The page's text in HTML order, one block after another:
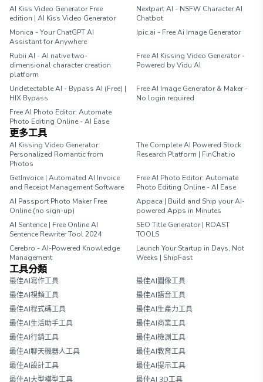
AI Kiss Video Generator Free
edition | AI Kiss Video Generator
Nextpart AI - NSFW Character AI
Chatbot
Monica - Your ChatGPT AI
Assistant for Anywhere
Ipic.ai - Free Ai Image Generator
Rubii AI - AI native two-
dimensional character creation
platform
Free AI Kissing Video Generator -
Powered by Vidu AI
Undetectable AI - Bypass AI (Free) |
HIX Bypass
Free AI Image Generator & Maker -
No login required
Free AI Photo Editor: Automate
Photo Editing Online - AI Ease
更多工具
AI Kissing Video Generator:
Personalized Romantic from
Photos
The Complete AI Powered Stock
Research Platform | FinChat.io
GetInvoice | Automated AI Invoice
and Receipt Management Software
Free AI Photo Editor: Automate
Photo Editing Online - AI Ease
AI Passport Photo Maker Free
Online (no sign-up)
Appaca | Build and Ship your AI-
powered Apps in Minutes
AI Sentence | Free Online AI
Sentence Rewriter Tool 2024
SEO Title Generator | ROAST
TOOLS
Cerebro - AI-Powered Knowledge
Management
Launch Your Startup in Days, Not
Weeks | ShipFast
工具分類
最佳AI寫作工具
最佳AI圖像工具
最佳AI視頻工具
最佳AI語音工具
最佳AI程式碼工具
最佳AI生產力工具
最佳AI生活助手工具
最佳AI商業工具
最佳AI行銷工具
最佳AI檢測工具
最佳AI聊天機器人工具
最佳AI教育工具
最佳AI設計工具
最佳AI提示工具
最佳AI大型模型工具
最佳AI 3D工具